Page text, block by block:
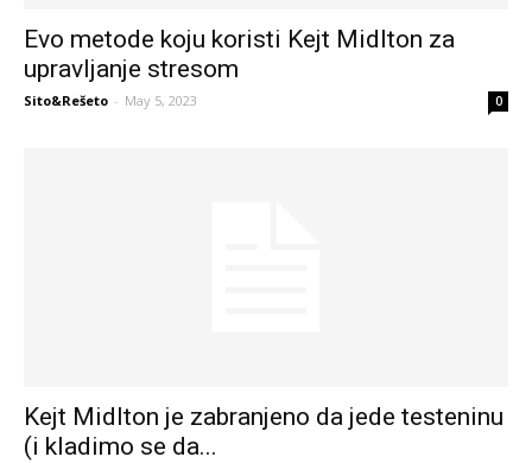
Evo metode koju koristi Kejt Midlton za
upravljanje stresom
Sito&Rešeto - May 5, 2023 0
Kejt Midlton je zabranjeno da jede testeninu
(i kladimo se da...